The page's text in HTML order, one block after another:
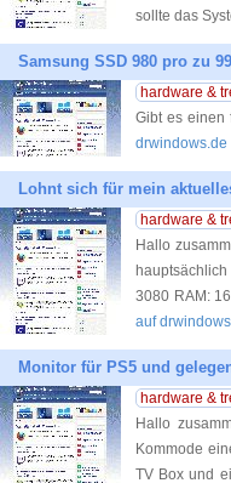
sollte das
Samsung SSD 980 pro zu
hardware &
Gibt es einen
drwindows.de
Lohnt sich für mein
hardware &
Hallo
3080 RAM:
auf
Monitor für PS5 und
hardware &
Hallo
Kommode
TV Box und